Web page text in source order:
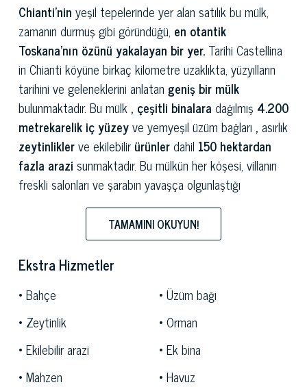
Chianti'nin yeşil tepelerinde yer alan satılık bu mülk,
zamanın durmuş gibi göründüğü, en otantik
Toskana'nın özünü yakalayan bir yer. Tarihi Castellina
in Chianti köyüne birkaç kilometre uzaklıkta, yüzyılların
tarihini ve geleneklerini anlatan geniş bir mülk
bulunmaktadır. Bu mülk , çeşitli binalara dağılmış 4.200
metrekarelik iç yüzeyve yemyeşil üzüm bağları , asırlık
zeytinliklerve ekilebilirürünlerdahil 150 hektardan
fazla arazi sunmaktadır. Bu mülkün her köşesi, villanın
freskli salonları ve şarabın yavaşça olgunlaştığı
mahzenlerin kokuları arasında ortaya çıkan bir hikayeyi
keşfetmeye davet ediyor. Sadece bir gayrimenkul değil,
Toskana rüyasının şekillendiği, dünyanın en sevilen
bölgelerinden birinin doğal güzelliği ve kültürel
olan veChianti Classico şarabı üretimiyle ünlü Castellina
in Chianti'de yer almaktadır. Mülk, Toskana'nın bu ikonik
bölgesini karakterize eden engebeli tepeler, üzüm
TAMAMINI OKUYUN!
Ekstra Hizmetler
Bahçe
Üzüm bağı
Zeytinlik
Orman
Ekilebilir arazi
Ek bina
Mahzen
Havuz